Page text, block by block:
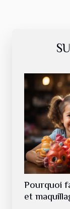
Pourquoi
et